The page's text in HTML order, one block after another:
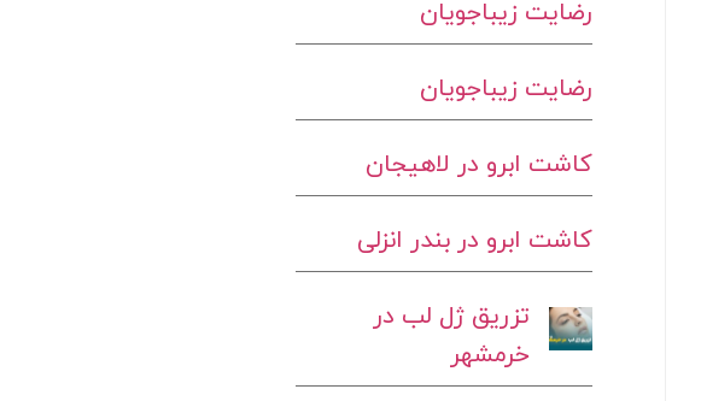
رضایت زیباجویان
رضایت زیباجویان
کاشت ابرو در لاهیجان
کاشت ابرو در بندر انزلی
تزریق ژل لب در
خرمشهر